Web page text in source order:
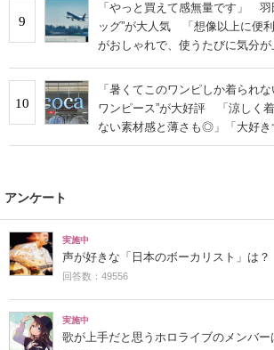
9
「やっと買えて感無量です」 羽
ッグ”が大人気 「想像以上に便
がおしゃれで、使うたびに気分が
10
「暑くてこのワンピしか着られ
ワンピース”が大好評 「涼しく
ない素材感と薄さも◎」「大好き
アンケート
実施中
声が好きな「日本のボーカリスト」は？
回答数：49556
実施中
歌が上手だと思うホロライブのメンバー